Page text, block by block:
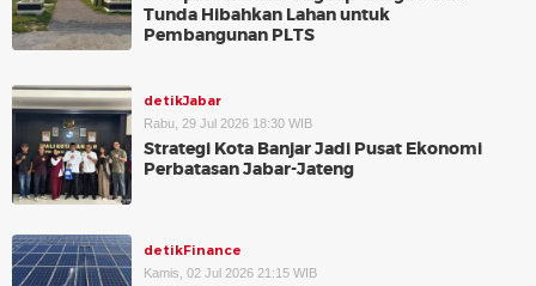
Tunda Hibahkan Lahan untuk
Pembangunan PLTS
detikJabar
Rabu, 29 Jul 2026 18:30 WIB
Strategi Kota Banjar Jadi Pusat Ekonomi
Perbatasan Jabar-Jateng
detikFinance
Kamis, 02 Jul 2026 21:15 WIB